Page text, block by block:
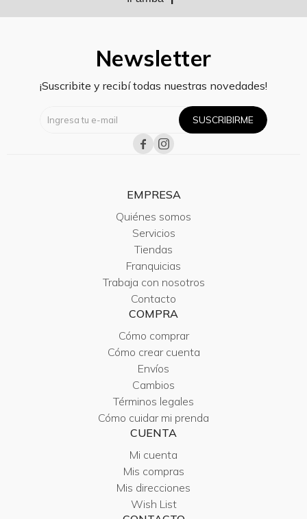
Newsletter
¡Suscribite y recibí todas nuestras novedades!
SUSCRIBIRME
 
EMPRESA
Quiénes somos
Servicios
Tiendas
Franquicias
Trabaja con nosotros
Contacto
COMPRA
Cómo comprar
Cómo crear cuenta
Envíos
Cambios
Términos legales
Cómo cuidar mi prenda
CUENTA
Mi cuenta
Mis compras
Mis direcciones
Wish List